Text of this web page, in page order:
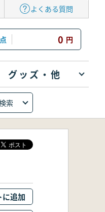
よくある質問
点 0 円
グッズ・他
索
に追加